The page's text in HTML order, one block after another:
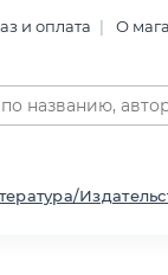
и оплата О